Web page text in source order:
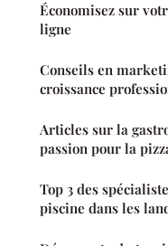
Économisez sur
ligne
Conseils en
croissance
Articles sur la
passion pour la
Top 3 des
piscine dans les